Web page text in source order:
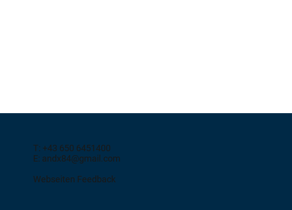
T: +43 650 6451400
E: andx84@gmail.com
Webseiten Feedback